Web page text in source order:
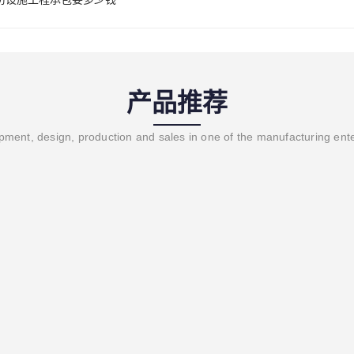
产品推荐
design, production and sales in one of the manufacturing